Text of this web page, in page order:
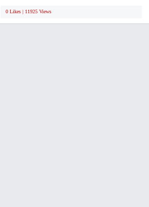
0 Likes | 11925 Views